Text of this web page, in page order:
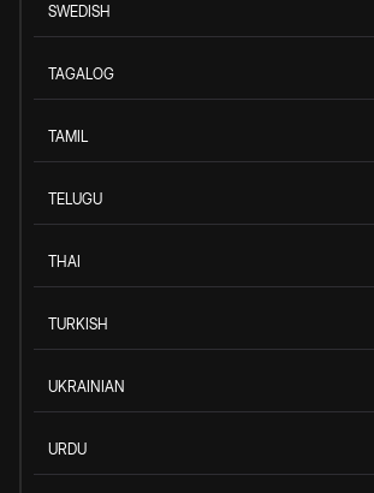
SWEDISH
TAGALOG
TAMIL
TELUGU
THAI
TURKISH
UKRAINIAN
URDU